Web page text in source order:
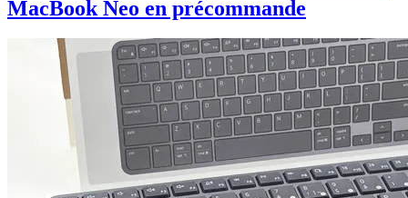
MacBook Neo en précommande